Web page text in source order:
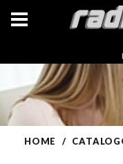
HOME